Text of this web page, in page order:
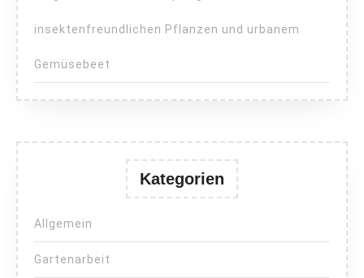
insektenfreundlichen Pflanzen und urbanem
Gemüsebeet
Kategorien
Allgemein
Gartenarbeit